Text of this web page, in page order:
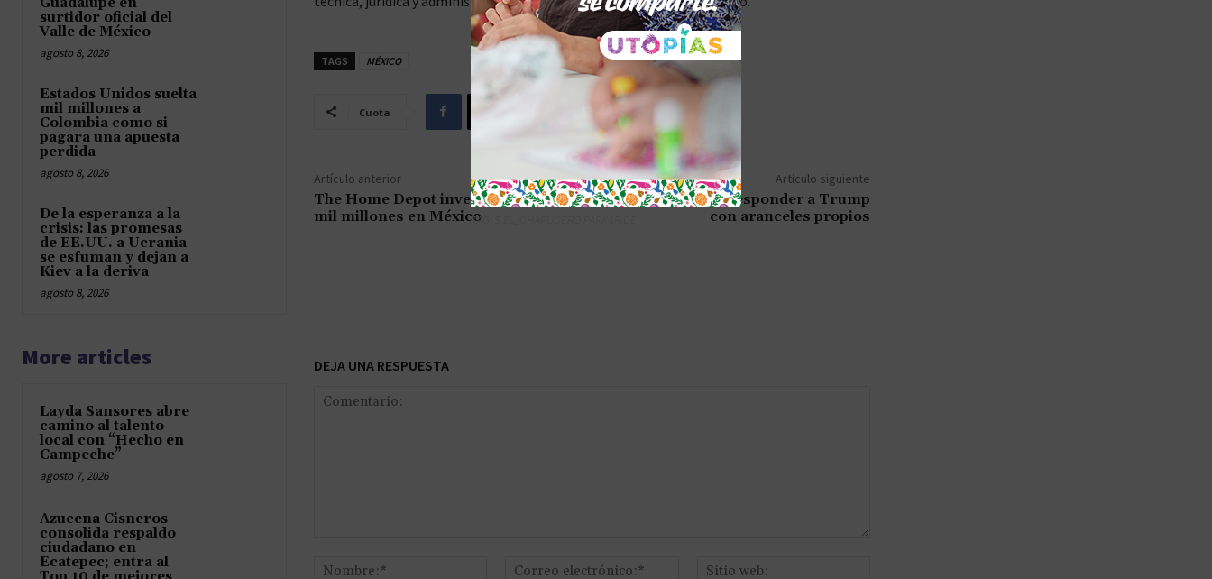
surtidor oficial del
Valle de México
agosto 8, 2026
Estados Unidos suelta
mil millones a
Colombia como si
pagara una apuesta
perdida
agosto 8, 2026
De la esperanza a la
crisis: las promesas
de EE.UU. a Ucrania
se esfuman y dejan a
Kiev a la deriva
agosto 8, 2026
TAGS MÉXICO
Cuota
Artículo anterior
The Home Depot invertirá más de
mil millones en México
Artículo siguiente
México podría responder a Trump
con aranceles propios
More articles
Layda Sansores abre
camino al talento
local con “Hecho en
Campeche”
agosto 7, 2026
Azucena Cisneros
consolida respaldo
ciudadano en
Ecatepec; entra al
DEJA UNA RESPUESTA
Nombre:*
Correo
TAG´S EL_CHAPUCERO PARK&RIDE